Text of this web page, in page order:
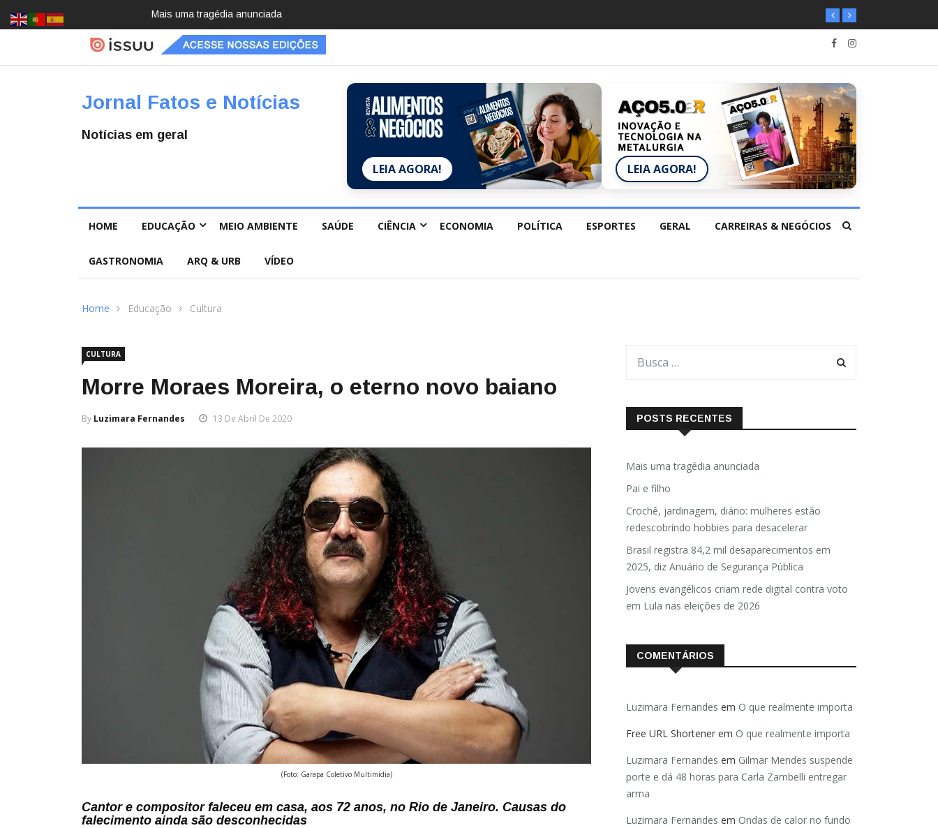
Pai e filho
Jornal Fatos e Notícias
Notícias em geral
LEIA AGORA! LEIA AGORA!
HOME EDUCAÇÃO MEIO AMBIENTE SAÚDE CIÊNCIA ECONOMIA POLÍTICA ESPORTES GERAL CARREIRAS & NEGÓCIOS
GASTRONOMIA ARQ & URB VÍDEO
Home Educação Cultura
CULTURA
Morre Moraes Moreira, o eterno novo baiano
By Luzimara Fernandes 13 De Abril De 2020
(Foto: Garapa Coletivo Multimídia)
Cantor e compositor faleceu em casa, aos 72 anos, no Rio de Janeiro. Causas do
falecimento ainda são desconhecidas
POSTS RECENTES
Mais uma tragédia anunciada
Pai e filho
Crochê, jardinagem, diário: mulheres estão
redescobrindo hobbies para desacelerar
Brasil registra 84,2 mil desaparecimentos em
2025, diz Anuário de Segurança Pública
Jovens evangélicos criam rede digital contra voto
em Lula nas eleições de 2026
COMENTÁRIOS
Luzimara Fernandes em O que realmente importa
Free URL Shortener em O que realmente importa
Luzimara Fernandes em Gilmar Mendes suspende
porte e dá 48 horas para Carla Zambelli entregar
arma
Luzimara Fernandes em Ondas de calor no fundo